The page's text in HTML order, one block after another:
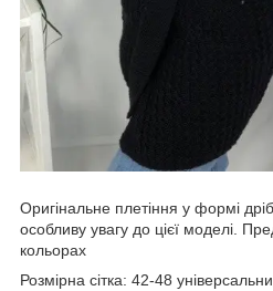
Оригінальне плетіння у формі
особливу увагу до цієї моделі.
кольорах
Розмірна сітка: 42-48